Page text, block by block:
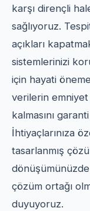
karşı dirençli
sağlıyoruz.
açıkları
sistemlerinizi
için hayati
verilerin emniyet
kalmasını
İhtiyaçlarınıza
tasarlanmış
çözüm ortağı
duyuyoruz.